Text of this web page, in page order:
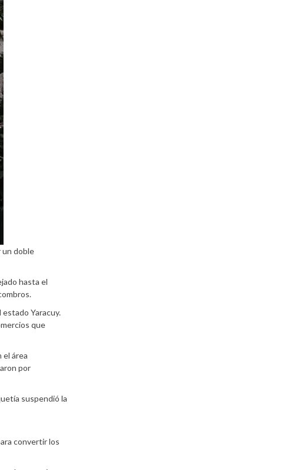
un doble
hasta el
Yaracuy.
que
el área
por
suspendió la
convertir los